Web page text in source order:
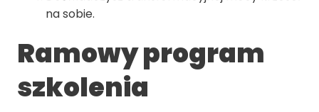
na sobie.
Ramowy program
szkolenia